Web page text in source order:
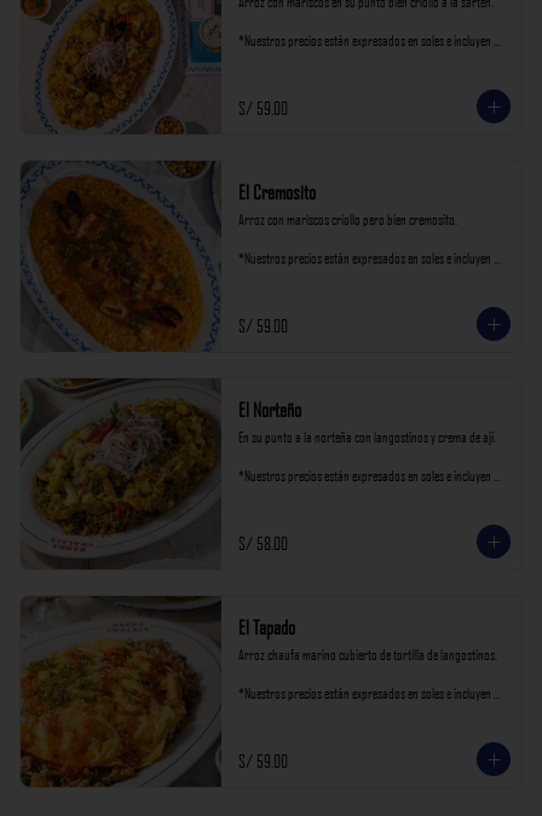
*Nuestros precios están expresados en soles e incluyen
S/ 59.00
El Cremosito
Arroz con mariscos criollo pero bien cremosito.
*Nuestros precios están expresados en soles e incluyen
S/ 59.00
El Norteño
En su punto a la norteña con langostinos y crema de ají.
*Nuestros precios están expresados en soles e incluyen
S/ 58.00
El Tapado
Arroz chaufa marino cubierto de tortilla de langostinos.
*Nuestros precios están expresados en soles e incluyen
S/ 59.00